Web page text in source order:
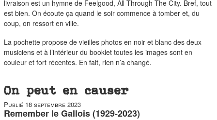
livraison est un hymne de Feelgood, All Through The City. Bref, tout
est bien. On écoute ça quand le soir commence à tomber et, du
coup, on ressort en ville.
La pochette propose de vieilles photos en noir et blanc des deux
musiciens et à l’intérieur du booklet toutes les images sont en
couleur et fort récentes. En fait, rien n’a changé.
On peut en causer
Publié 18 septembre 2023
Remember le Gallois (1929-2023)